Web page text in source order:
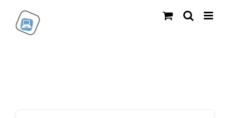
Inhalt
springen